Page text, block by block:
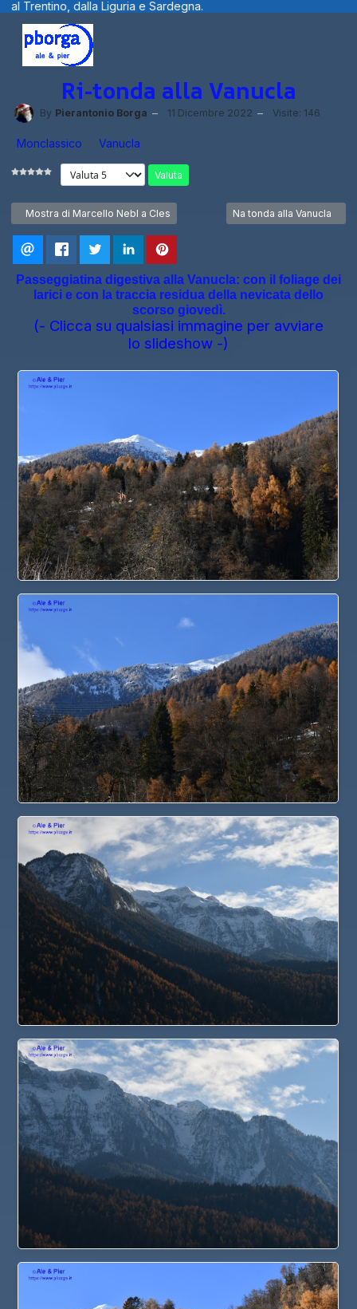
Ri-tonda alla Vanucla
By Pierantonio Borga 11 Dicembre 2022 Visite: 146
Monclassico
Vanucla
Valuta
Articolo precedente: Mostra di Marcello Nebl a Cles
Mostra di Marcello Nebl a Cles Articolo successivo: Na
Na tonda alla Vanucla
Passeggiatina digestiva alla Vanucla: con il foliage dei
larici e con la traccia residua della nevicata dello
scorso giovedì.
(- Clicca su qualsiasi immagine per avviare
lo slideshow -)